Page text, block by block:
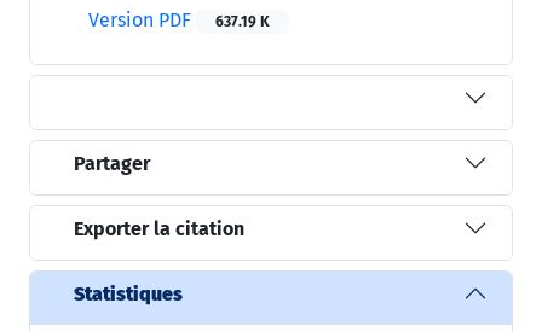
Version PDF
637.19 K
Partager
Exporter la citation
Statistiques